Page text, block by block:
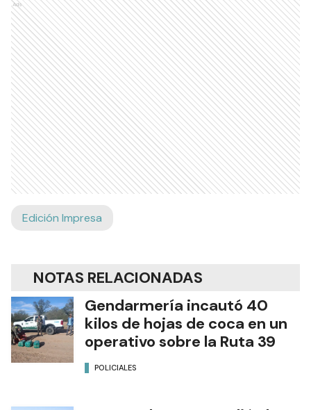
Ads
Edición Impresa
NOTAS RELACIONADAS
Gendarmería incautó 40
kilos de hojas de coca en un
operativo sobre la Ruta 39
POLICIALES